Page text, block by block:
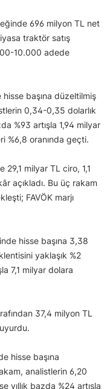
696 milyon TL net
traktör satış
10.000 adede
hisse başına düzeltilmiş
0,34-0,35 dolarlık
%93 artışla 1,94 milyar
%6,8 oranında geçti.
29,1 milyar TL ciro, 1,1
açıkladı. Bu üç rakam
FAVÖK marjı
hisse başına 3,38
yaklaşık %2
7,1 milyar dolara
37,4 milyon TL
hisse başına
analistlerin 6,20
yıllık bazda %24 artışla